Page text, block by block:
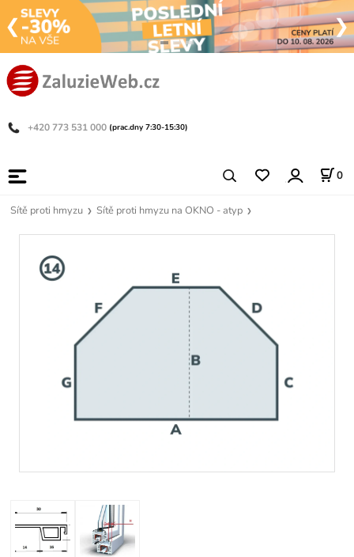
+420 773 531 000 (prac.dny 7:30-15:30)
0
Sítě proti hmyzu Sítě proti hmyzu na OKNO - atyp